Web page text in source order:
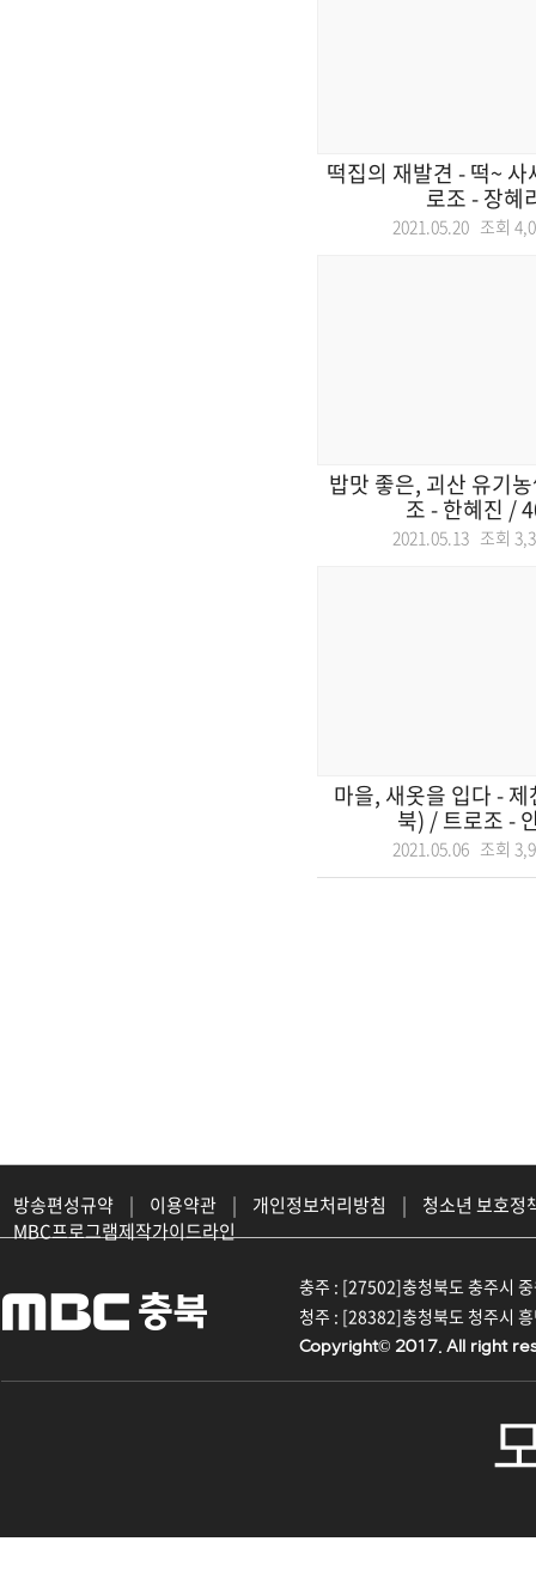
떡집의 재발견 - 떡~
로조 - 장혜
2021.05.20 조회
밥맛 좋은, 괴산 유기
조 - 한혜진 /
2021.05.13 조회
마을, 새옷을 입다 -
북) / 트로조 -
2021.05.06 조회
방송편성규약 | 이용약관 | 개인정보처리방침 |
청소년 보호정
MBC프로그램제작가이드라인
충주 : [27502]충청북도 충주시
청주 : [28382]충청북도 청주시
Copyright© 2017. All right